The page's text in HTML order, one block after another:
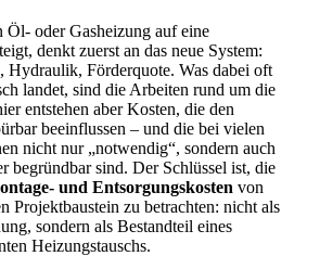
Öl- oder Gasheizung auf eine
denkt zuerst an das neue System:
Hydraulik, Förderquote. Was dabei oft
landet, sind die Arbeiten rund um die
entstehen aber Kosten, die den
beeinflussen – und die bei vielen
nicht nur „notwendig“, sondern auch
begründbar sind. Der Schlüssel ist, die
und Entsorgungskosten von
Projektbaustein zu betrachten: nicht als
sondern als Bestandteil eines
Heizungstauschs.